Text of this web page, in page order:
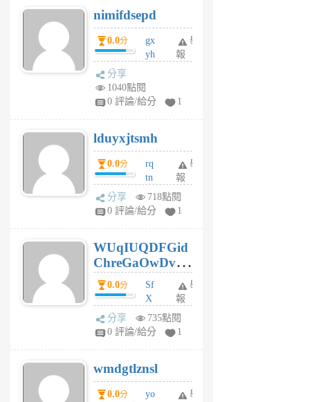
U
5
個
月
nimifdsepd
0.0分
gx
yh
jl
月
前
舉
報
分享
1040點閱
0 評論/給分
1
lduyxjtsmh
0.0分
rq
tn
jt
gl
個
月
前
舉
報
分享
718點閱
0 評論/給分
1
WUqIUQDFGid
ChreGaOwDv
dY0.0分
Sf
X
Pe
Jc
R
P
m
舉
報
分享
735點閱
0 評論/給分
1
wmdgtlznsl
0.0分
yo
舉